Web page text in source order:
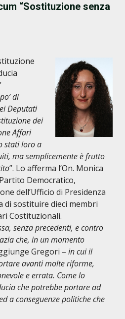
“Sostituzione senza
di
Deputati
dei
Affari
stati loro a
ma semplicemente è frutto
”. Lo afferma l’On. Monica
Democratico,
dell’Ufficio di Presidenza
di sostituire dieci membri
Costituzionali.
senza precedenti, e contro
che, in un momento
Gregori – in cui il
avanti molte riforme,
e errata. Come lo
che potrebbe portare ad
a conseguenze politiche che